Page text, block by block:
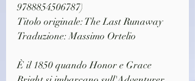
9788854506787)
Titolo originale: The Last Runaway
Traduzione: Massimo Ortelio
È il 1850 quando Honor e Grace